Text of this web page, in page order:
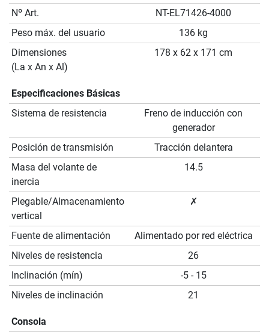
Nº Art.
NT-EL71426-4000
Peso máx. del usuario
136 kg
Dimensiones
(La x An x Al)
178 x 62 x 171 cm
Especificaciones Básicas
Sistema de resistencia
Freno de inducción con
generador
Posición de transmisión
Tracción delantera
Masa del volante de
inercia
14.5
Plegable/Almacenamiento
vertical
✗
Fuente de alimentación
Alimentado por red eléctrica
Niveles de resistencia
26
Inclinación (mín)
-5 - 15
Niveles de inclinación
21
Consola